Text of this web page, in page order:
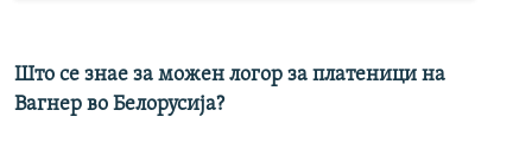
Што се знае за можен логор за платеници на
Вагнер во Белорусија?